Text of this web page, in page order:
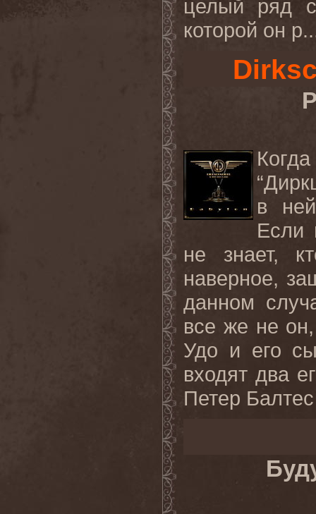
целый ряд
которой он
в
Если
не знает,
наверное,
данном
все же не
Удо и его
входят два
Петер